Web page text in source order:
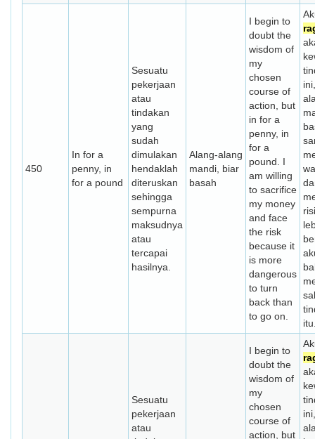
450
In for a
penny, in
for a pound
Sesuatu
pekerjaan
atau
tindakan
yang
sudah
dimulakan
hendaklah
diteruskan
sehingga
sempurna
maksudnya
atau
tercapai
hasilnya.
Alang-alang
mandi, biar
basah
I begin to
doubt the
wisdom of
my
chosen
course of
action, but
in for a
penny, in
for a
pound. I
am willing
to sacrifice
my money
and face
the risk
because it
is more
dangerous
to turn
back than
to go on.
Sesuatu
pekerjaan
atau
I begin to
doubt the
wisdom of
my
chosen
course of
action, but